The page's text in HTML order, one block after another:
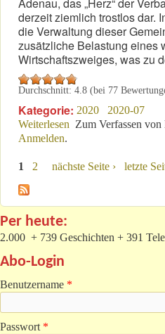
Adenau, das „Herz“ der
derzeit ziemlich trostlos dar.
die Verwaltung dieser
zusätzliche Belastung eines
Wirtschaftszweiges, was zu
Durchschnitt: 4.8 (bei 77
Kategorie: 2020
2020-07
Weiterlesen über Begreift VG
Zum Verfassen
Anmelden.
Seiten
1 2 nächste Seite › letzte
Per heute:
2.000 + 739 Geschichten + 391
Abo-Login
Benutzername *
Passwort *